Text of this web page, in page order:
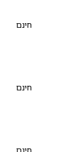
חינם
חינם
חינם